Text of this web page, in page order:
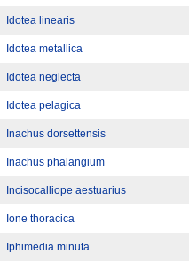
Idotea linearis
Idotea metallica
Idotea neglecta
Idotea pelagica
Inachus dorsettensis
Inachus phalangium
Incisocalliope aestuarius
Ione thoracica
Iphimedia minuta